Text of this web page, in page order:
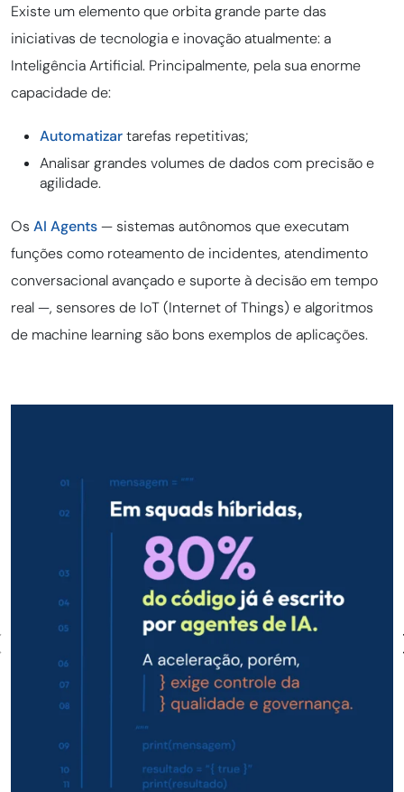
Existe um elemento que orbita grande parte das
iniciativas de tecnologia e inovação atualmente: a
Inteligência Artificial. Principalmente, pela sua enorme
capacidade de:
Automatizartarefas repetitivas;
Analisar grandes volumes de dados com precisão e
agilidade.
Os AI Agents— sistemas autônomos que executam
funções como roteamento de incidentes, atendimento
conversacional avançado e suporte à decisão em tempo
real —, sensores de IoT (Internet of Things) e algoritmos
de machine learning são bons exemplos de aplicações.